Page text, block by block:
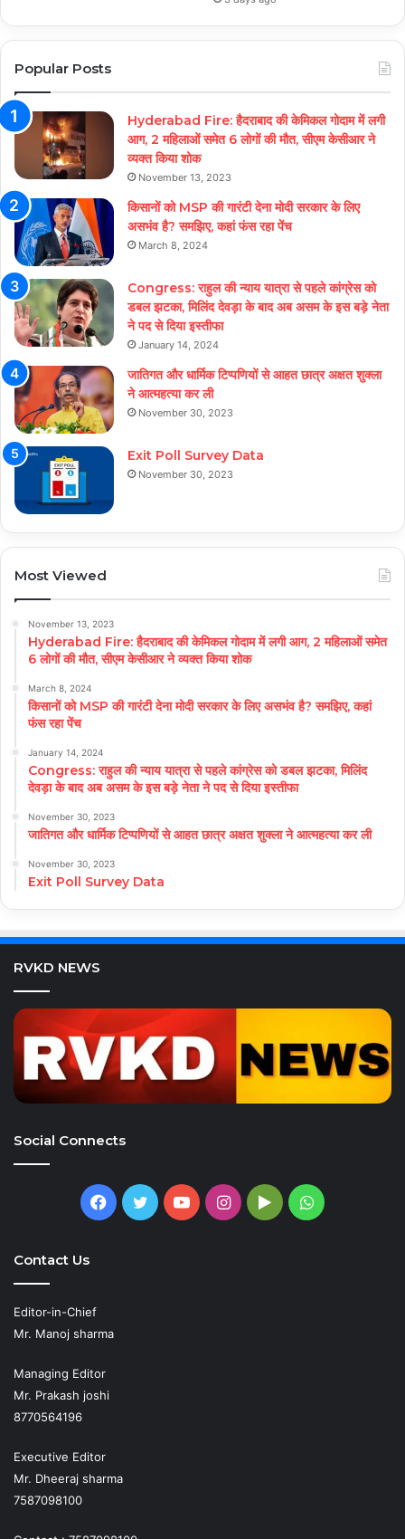
Popular Posts
Hyderabad Fire: हैदराबाद की केमिकल गोदाम में लगी
आग, 2 महिलाओं समेत 6 लोगों की मौत, सीएम केसीआर ने
व्यक्त किया शोक
November 13, 2023
किसानों को MSP की गारंटी देना मोदी सरकार के लिए
असभंव है? समझिए, कहां फंस रहा पेंच
March 8, 2024
Congress: राहुल की न्याय यात्रा से पहले कांग्रेस को
डबल झटका, मिलिंद देवड़ा के बाद अब असम के इस बड़े नेता
ने पद से दिया इस्तीफा
January 14, 2024
जातिगत और धार्मिक टिप्पणियों से आहत छात्र अक्षत शुक्ला
ने आत्महत्या कर ली
November 30, 2023
Exit Poll Survey Data
November 30, 2023
Most Viewed
November 13, 2023
Hyderabad Fire: हैदराबाद की केमिकल गोदाम में लगी आग, 2 महिलाओं समेत
6 लोगों की मौत, सीएम केसीआर ने व्यक्त किया शोक
March 8, 2024
किसानों को MSP की गारंटी देना मोदी सरकार के लिए असभंव है? समझिए, कहां
फंस रहा पेंच
January 14, 2024
Congress: राहुल की न्याय यात्रा से पहले कांग्रेस को डबल झटका, मिलिंद
देवड़ा के बाद अब असम के इस बड़े नेता ने पद से दिया इस्तीफा
November 30, 2023
जातिगत और धार्मिक टिप्पणियों से आहत छात्र अक्षत शुक्ला ने आत्महत्या कर ली
November 30, 2023
Exit Poll Survey Data
RVKD NEWS
Social Connects
Facebook
TwitterYouTubeInstagram
GoogleWhatsApp
Contact Us
Editor-in-Chief
Mr. Manoj sharma
Managing Editor
Mr. Prakash joshi
8770564196
Executive Editor
Mr. Dheeraj sharma
7587098100